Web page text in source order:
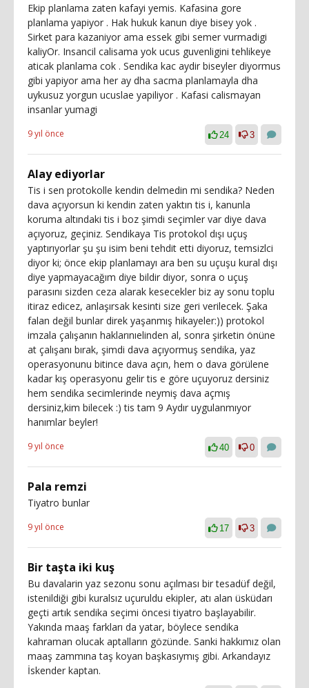
Ekip planlama zaten kafayi yemis. Kafasina gore
planlama yapiyor . Hak hukuk kanun diye bisey yok .
Sirket para kazaniyor ama essek gibi semer vurmadigi
kaliyOr. Insancil calisama yok ucus guvenligini tehlikeye
aticak planlama cok . Sendika kac aydir biseyler diyormus
gibi yapiyor ama her ay dha sacma planlamayla dha
uykusuz yorgun ucuslae yapiliyor . Kafasi calismayan
insanlar yumagi
9 yıl önce 24 3
Alay ediyorlar
Tis i sen protokolle kendin delmedin mi sendika? Neden
dava açıyorsun ki kendin zaten yaktın tis i, kanunla
koruma altındaki tis i boz şimdi seçimler var diye dava
açıyoruz, geçiniz. Sendikaya Tis protokol dışı uçuş
yaptırıyorlar şu şu isim beni tehdit etti diyoruz, temsizlci
diyor ki; önce ekip planlamayı ara ben su uçuşu kural dışı
diye yapmayacağım diye bildir diyor, sonra o uçuş
parasını sizden ceza alarak kesecekler biz ay sonu toplu
itiraz edicez, anlaşırsak kesinti size geri verilecek. Şaka
falan değil bunlar direk yaşanmış hikayeler:)) protokol
imzala çalışanın haklarınıelinden al, sonra şirketin önüne
at çalışanı bırak, şimdi dava açıyormuş sendika, yaz
operasyonunu bitince dava açın, hem o dava görülene
kadar kış operasyonu gelir tis e göre uçuyoruz dersiniz
hem sendika secimlerinde neymiş dava açmış
dersiniz,kim bilecek :) tis tam 9 Aydır uygulanmıyor
hanımlar beyler!
9 yıl önce 40 0
Pala remzi
Tiyatro bunlar
9 yıl önce 17 3
Bir taşta iki kuş
Bu davalarin yaz sezonu sonu açılması bir tesadüf değil,
istenildiği gibi kuralsız uçuruldu ekipler, atı alan üsküdarı
geçti artık sendika seçimi öncesi tiyatro başlayabilir.
Yakında maaş farkları da yatar, böylece sendika
kahraman olucak aptalların gözünde. Sanki hakkımız olan
maaş zammına taş koyan başkasıymış gibi. Arkandayız
İskender kaptan.